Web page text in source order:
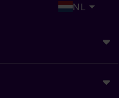
NL